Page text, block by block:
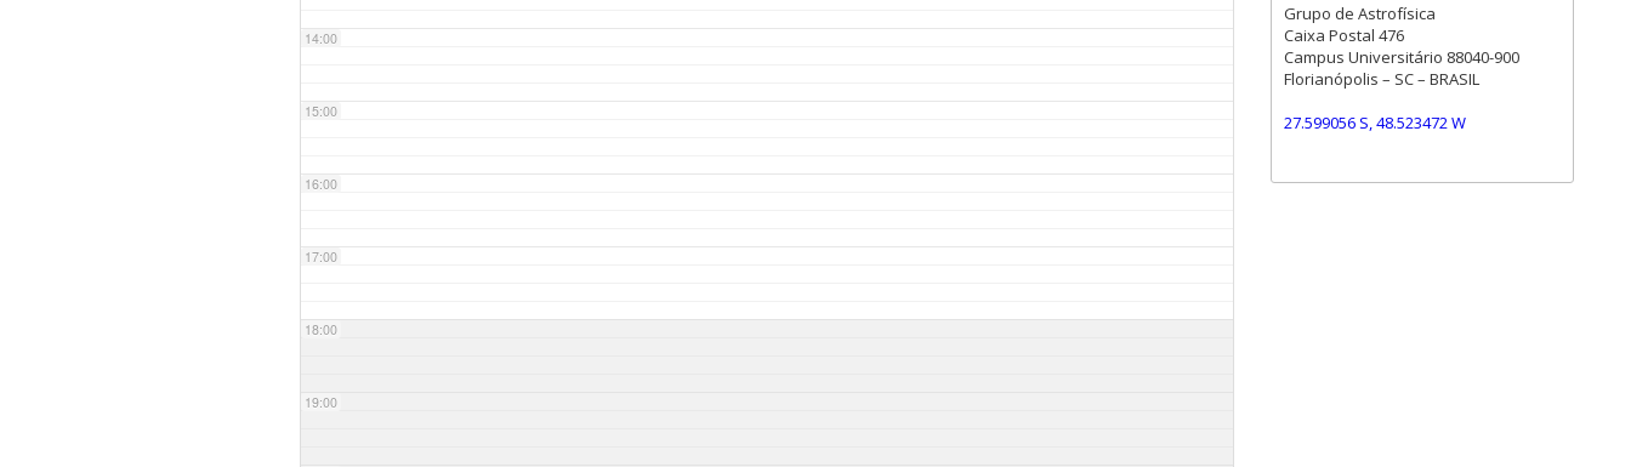
14:00
15:00
16:00
17:00
18:00
19:00
Grupo de Astrofísica
Caixa Postal 476
Campus Universitário 88040-900
Florianópolis – SC – BRASIL
27.599056 S, 48.523472 W